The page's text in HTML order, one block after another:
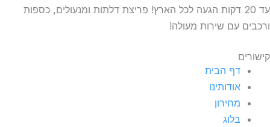
עד 20 דקות הגעה לכל הארץ! פריצת דלתות ומנעולים, כספות
עם שירות מעולה!
דף הבית
אודותינו
מחירון
בלוג